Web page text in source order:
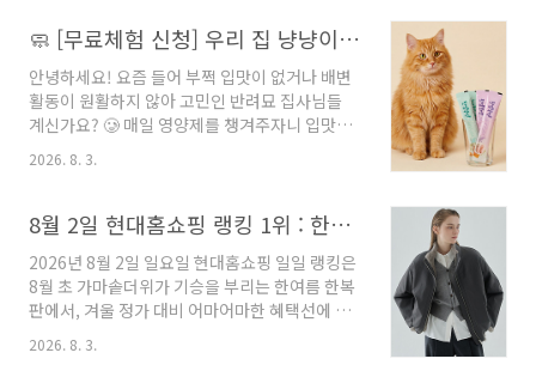
져가실 수 있는 기..
친타올인데요. 현재 현대홈쇼핑에서 오늘 자정까
지만 쿠팡 최저가 및 네이버쇼핑 최저가 대비 훨
씬 저렴한 독보적인 단가에 풀렸습니다. 📌 가격
및 조건 비교 분석 (오늘만 특가) * 현대홈쇼핑 특
가 : 6,900원 (100매 x 9팩 / 무료배송) * 쿠팡 최
저가 : 8,900원 * 네이버쇼핑 최저가 : 11,210원
팡 대비 ..
🧼 [무료체험 신청] 우리 집 냥냥이를 위한 간편 건강 간식! 짜먹는 한입뚝딱 유산균 고양이 습식 간식 대용량 콤보 🐾
안녕하세요! 요즘 들어 부쩍 입맛이 없거나 배변
활동이 원활하지 않아 고민인 반려묘 집사님들
계신가요? 🥲 매일 영양제를 챙겨주자니 입맛이
별 구매하자니 부담스러우셨던 분들을 위해 특별
마일테스터로 직접 경험해 보실 수 있는 '짜먹는
한입뚝딱 유산균 고양이 습식 간식 대용량 콤보
15g x 60p'입니다. 이 제품은 기호성이 뛰어난
습식 간식 형태에 소화와 장 건강에 도움을 주는
유산균을 쏙 담아낸 프리미엄 고양이 간식이에
요. 기운 없이 지친 아이들에게 촉촉한 수분과 영
2026. 8. 3.
8월 2일 현대홈쇼핑 랭킹 1위 : 한여름 폭염 뚫은 역시즌 모피의 위력, 리오벨 풀스킨 렉스퍼 리버서블 야상이 기록한 12.9%의 프리미엄 정상
2026년 8월 2일 일요일 현대홈쇼핑 일일 랭킹은
8월 초 가마솥더위가 기승을 부리는 한여름 한복
판에서, 겨울 정가 대비 어마어마한 혜택선에 최
는 스마트 VIP 쇼퍼들의 역시즌 얼리버드 목적 구
2026. 8. 3.